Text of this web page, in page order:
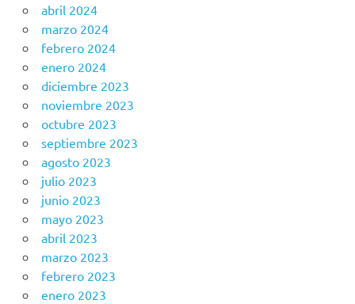
abril 2024
marzo 2024
febrero 2024
enero 2024
diciembre 2023
noviembre 2023
octubre 2023
septiembre 2023
agosto 2023
julio 2023
junio 2023
mayo 2023
abril 2023
marzo 2023
febrero 2023
enero 2023